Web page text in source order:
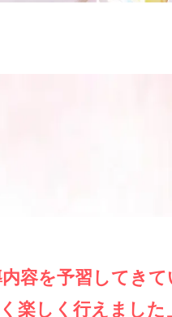
容を予習してき
楽しく行えました